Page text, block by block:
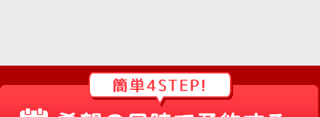
Copyright © RINRIN. All rights reserved